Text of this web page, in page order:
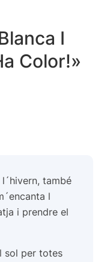
I
Color!»
també
l
i prendre el
sol per totes